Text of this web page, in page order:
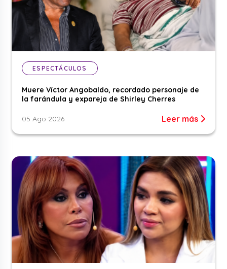
ESPECTÁCULOS
Muere Víctor Angobaldo, recordado personaje de
la farándula y expareja de Shirley Cherres
05 Ago 2026 Leer más